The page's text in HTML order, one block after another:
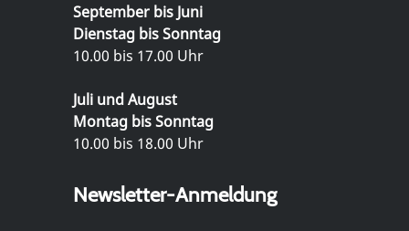
September bis Juni
Dienstag bis Sonntag
10.00 bis 17.00 Uhr
Juli und August
Montag bis Sonntag
10.00 bis 18.00 Uhr
Newsletter-Anmeldung